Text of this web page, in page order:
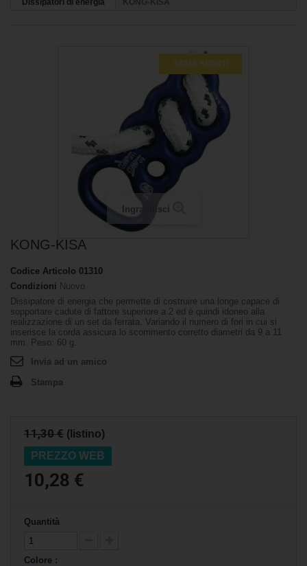
Dissipatori di energia
KONG-KISA
SCALA SCONTI
Ingrandisci
KONG-KISA
Codice Articolo 01310
Condizioni Nuovo
Dissipatore di energia che permette di costruire una longe capace di
sopportare cadute di fattore superiore a 2 ed è quindi idoneo alla
realizzazione di un set da ferrata. Variando il numero di fori in cui si
inserisce la corda assicura lo scorrimento corretto diametri da 9 a 11
mm. Peso: 60 g.
Invia ad un amico
Stampa
11,30 € (listino)
PREZZO WEB
10,28 €
Quantità
Colore :